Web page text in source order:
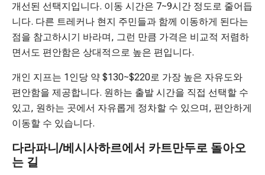
개선된 선택지입니다. 이동 시간은 7~9시간 정도로 줄어듭
니다. 다른 트레커나 현지 주민들과 함께 이동하게 된다는
점을 참고하시기 바라며, 그런 만큼 가격은 비교적 저렴하
면서도 편안함은 상대적으로 높은 편입니다.
개인 지프는 1인당 약 $130~$220로 가장 높은 자유도와
편안함을 제공합니다. 원하는 출발 시간을 직접 선택할 수
있고, 원하는 곳에서 자유롭게 정차할 수 있으며, 편안하게
이동할 수 있습니다.
다라파니/베시사하르에서 카트만두로 돌아오
는 길